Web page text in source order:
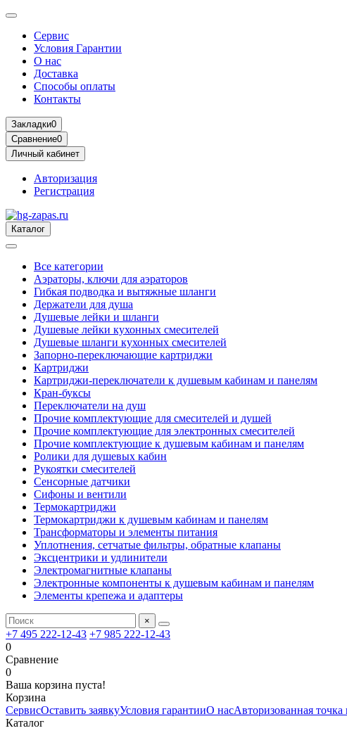
Сервис
Условия Гарантии
О нас
Доставка
Способы оплаты
Контакты
Закладки0
Сравнение0
Личный кабинет
Авторизация
Регистрация
Каталог
Все категории
Аэраторы, ключи для аэраторов
Гибкая подводка и вытяжные шланги
Держатели для душа
Душевые лейки и шланги
Душевые лейки кухонных смесителей
Душевые шланги кухонных смесителей
Запорно-переключающие картриджи
Картриджи
Картриджи-переключатели к душевым кабинам и панелям
Кран-буксы
Переключатели на душ
Прочие комплектующие для смесителей и душей
Прочие комплектующие для электронных смесителей
Прочие комплектующие к душевым кабинам и панелям
Ролики для душевых кабин
Рукоятки смесителей
Сенсорные датчики
Сифоны и вентили
Термокартриджи
Термокартриджи к душевым кабинам и панелям
Трансформаторы и элементы питания
Уплотнения, сетчатые фильтры, обратные клапаны
Эксцентрики и удлинители
Электромагнитные клапаны
Электронные компоненты к душевым кабинам и панелям
Элементы крепежа и адаптеры
×
+7 495 222-12-43 +7 985 222-12-43
0
Сравнение
0
Ваша корзина пуста!
Корзина
СервисОставить заявкуУсловия гарантииО насАвторизованная
Каталог